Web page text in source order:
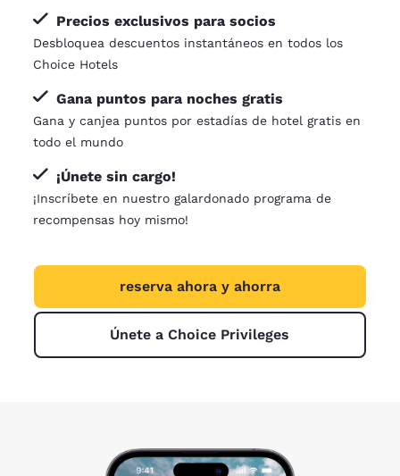
Precios exclusivos para socios
Desbloquea descuentos instantáneos en todos los
Choice Hotels
Gana puntos para noches gratis
Gana y canjea puntos por estadías de hotel gratis en
todo el mundo
¡Únete sin cargo!
¡Inscríbete en nuestro galardonado programa de
recompensas hoy mismo!
reserva ahora y ahorra
Únete a Choice Privileges